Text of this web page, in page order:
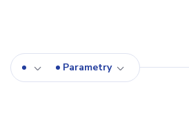
Parametry